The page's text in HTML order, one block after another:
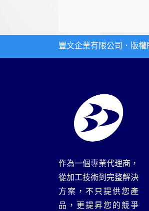
豐文企業有限公司．版
作為一個專業代理商，
從加工技術到完整解決
方案，不只提供您產
品，更提昇您的競爭